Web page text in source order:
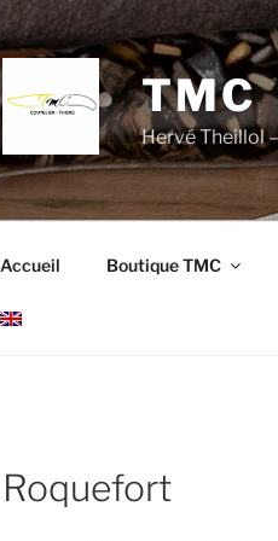
TMC
Hervé Theillol
Accueil Boutique TMC
Roquefort